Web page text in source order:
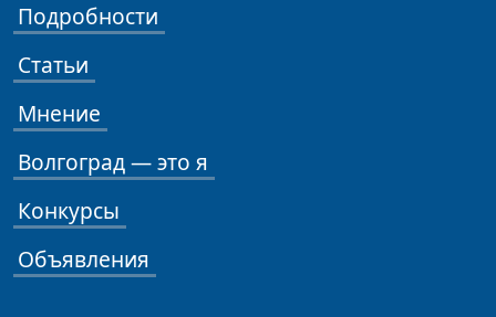
Подробности
Статьи
Мнение
Волгоград — это я
Конкурсы
Объявления